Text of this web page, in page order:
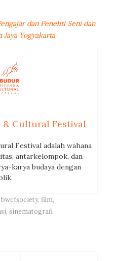
dan Peneliti Seni dan
Yogyakarta
Cultural Festival
Festival adalah wahana
antarkelompok, dan
karya budaya dengan
bwcfsociety, film,
, sinematografi